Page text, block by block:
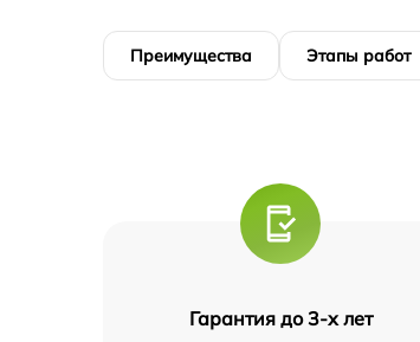
Преимущества Этапы работ
Гарантия до 3-х лет